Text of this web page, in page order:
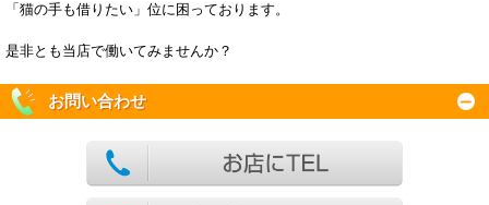
「猫の手も借りたい」位に困っております。
是非とも当店で働いてみませんか？
お問い合わせ